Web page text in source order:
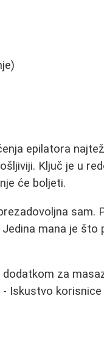
epilatora
Ključ je u
će boljeti.
sam.
mana je što
za
- Iskustvo korisnice